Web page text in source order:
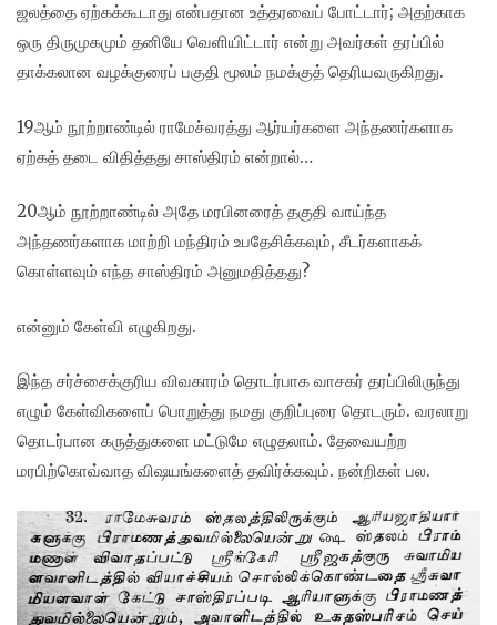
ஜலத்தை ஏற்கக்கூடாது என்பதான உத்தரவைப் போட்டார்; அதற்காக
ஒரு திருமுகமும் தனியே வெளியிட்டார் என்று அவர்கள் தரப்பில்
தாக்கலான வழக்குரைப் பகுதி மூலம் நமக்குத் தெரியவருகிறது.
19ஆம் நூற்றாண்டில் ராமேச்வரத்து ஆர்யர்களை அந்தணர்களாக
ஏற்கத் தடை விதித்தது சாஸ்திரம் என்றால்…
20ஆம் நூற்றாண்டில் அதே மரபினரைத் தகுதி வாய்ந்த
அந்தணர்களாக மாற்றி மந்திரம் உபதேசிக்கவும், சீடர்களாகக்
கொள்ளவும் எந்த சாஸ்திரம் அனுமதித்தது?
என்னும் கேள்வி எழுகிறது.
இந்த சர்ச்சைக்குரிய விவகாரம் தொடர்பாக வாசகர் தரப்பிலிருந்து
எழும் கேள்விகளைப் பொறுத்து நமது குறிப்புரை தொடரும். வரலாறு
தொடர்பான கருத்துகளை மட்டுமே எழுதலாம். தேவையற்ற
மரபிற்கொவ்வாத விஷயங்களைத் தவிர்க்கவும். நன்றிகள் பல.